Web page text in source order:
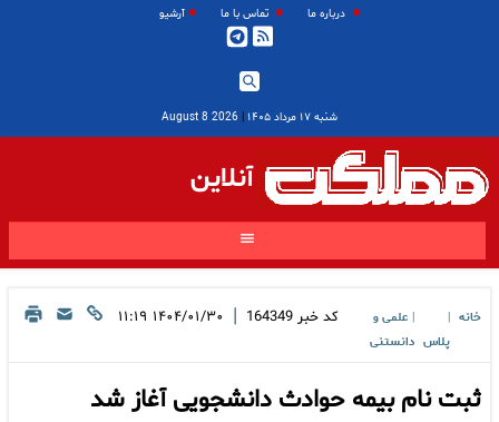
درباره ما تماس با ما آرشیو
شنبه ۱۷ مرداد ۱۴۰۵ |
2026 August 8
آنلاین
خانه
پلاس
علمی و
دانستنی
کد خبر 164349
| ۱۴۰۴/۰۱/۳۰ ۱۱:۱۹
ثبت نام بیمه حوادث دانشجویی آغاز شد